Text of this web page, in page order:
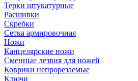
Терки штукатурные
Расшивки
Скребки
Сетка армировочная
Ножи
Канцелярские ножи
Сменные лезвия для ножей
Коврики непрорезаемые
Ключи